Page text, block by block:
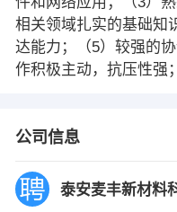
相关领域扎实的基础知
达能力；（5）较强的
作积极主动，抗压性强
公司信息
泰安麦丰新材料